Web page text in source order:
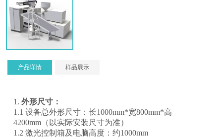
产品详情 样品展示
1. 外形尺寸：
1.1 设备总外形尺寸：长1000mm*宽800mm*高
4200mm（以实际安装尺寸为准）
1.2 激光控制箱及电脑高度：约1000mm